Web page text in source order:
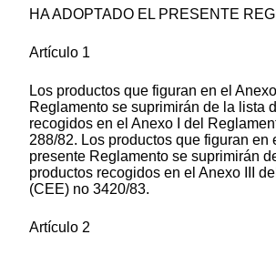
HA ADOPTADO EL PRESENTE
Artículo 1
Los productos que figuran en el
Reglamento se suprimirán de la lista
recogidos en el Anexo I del
288/82. Los productos que figuran en
presente Reglamento se suprimirán
productos recogidos en el Anexo III
(CEE) no 3420/83.
Artículo 2